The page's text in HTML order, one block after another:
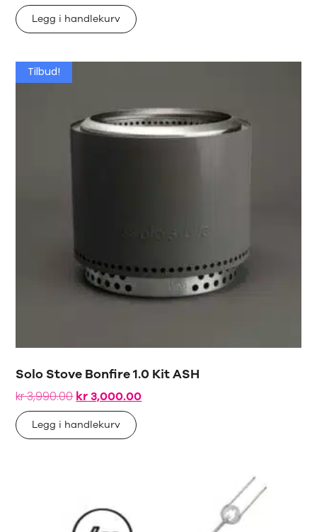
Legg i handlekurv
Tilbud!
Solo Stove Bonfire 1.0 Kit ASH
kr3,990.00 kr3,000.00
Legg i handlekurv